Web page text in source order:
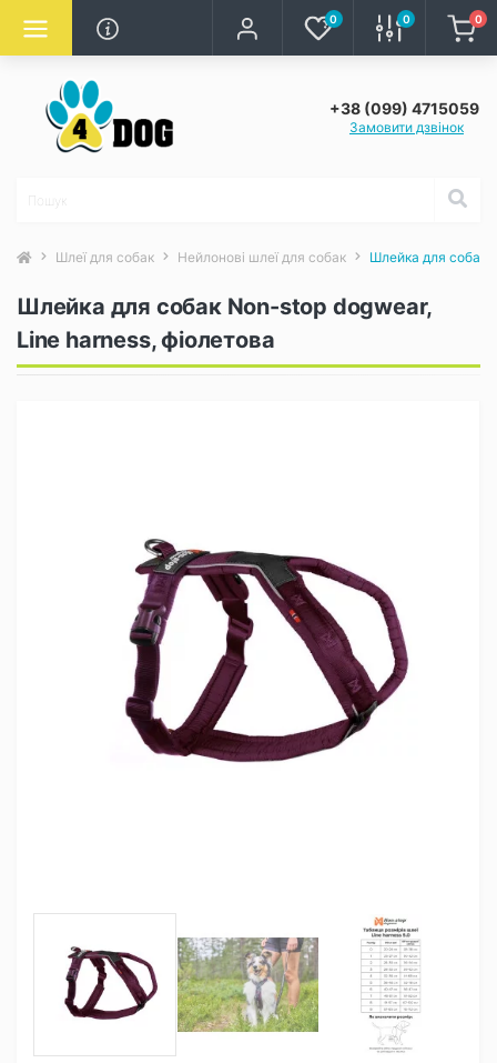
0 0 0
+38 (099) 4715059
Замовити дзвінок
Шлеї для собак Нейлонові шлеї для собак Шлейка для собак
Шлейка для собак Non-stop dogwear,
Line harness, фіолетова